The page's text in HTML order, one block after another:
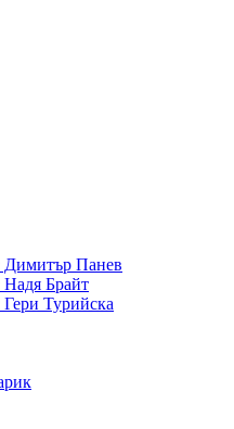
Димитър Панев
Надя Брайт
Турийска